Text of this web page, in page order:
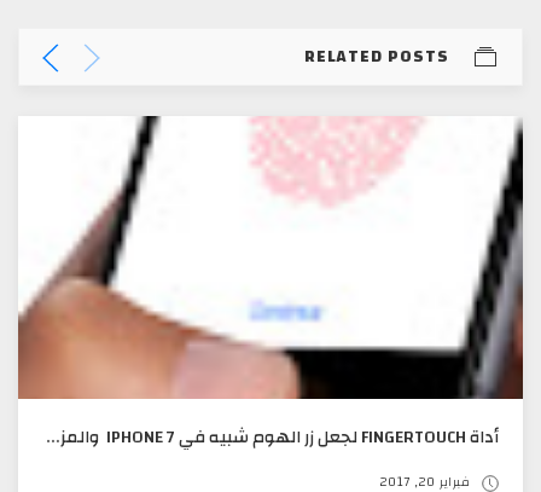
RELATED POSTS
أداة FINGERTOUCH لجعل زر الهوم شبيه في IPHONE 7 والمزيد تدعم IOS 10
فبراير 20, 2017